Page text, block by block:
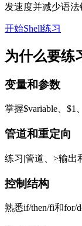
发速度并减少语法
开始Shell练习
为什么要练
变量和参数
掌握$variable、$1
管道和重定向
练习|管道、>输出
控制结构
熟悉if/then/fi和for/